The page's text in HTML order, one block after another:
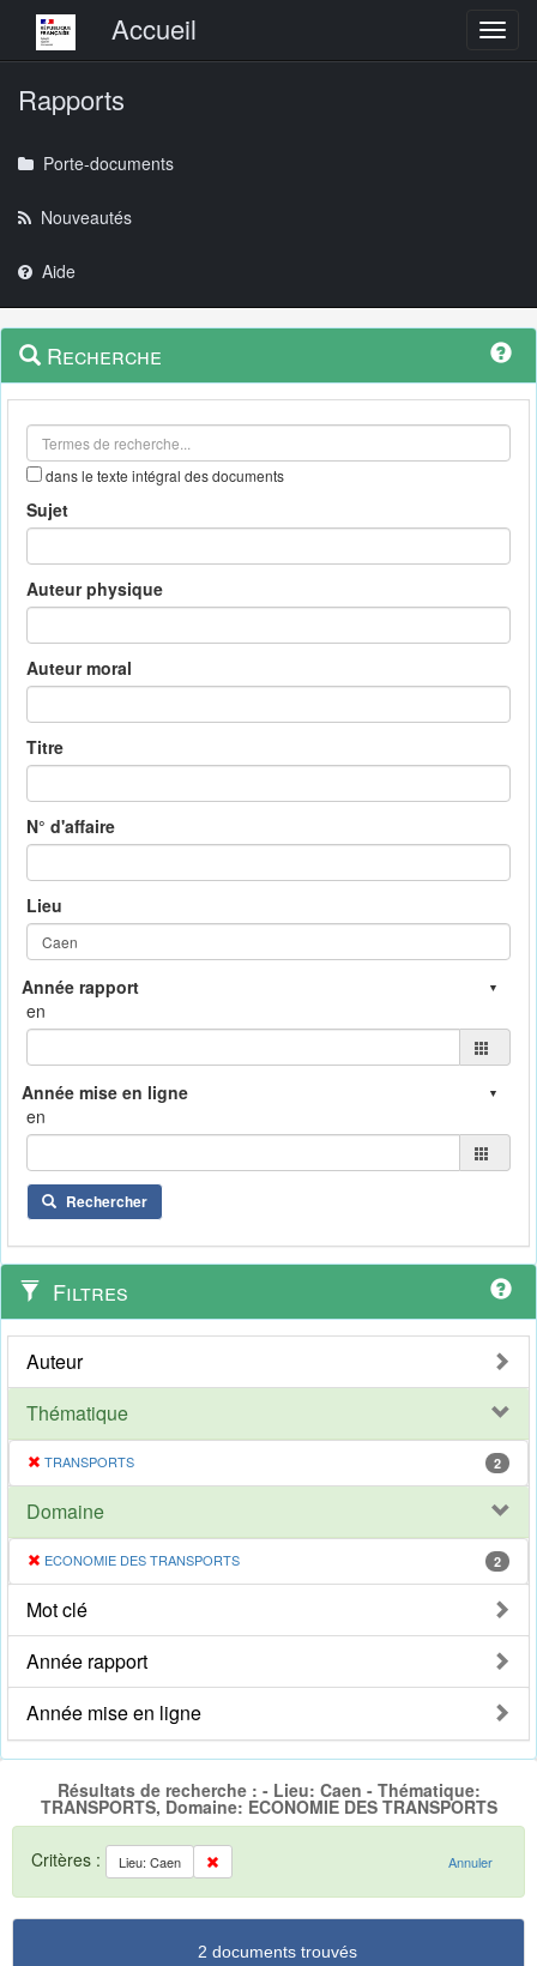
Menu principalAccueil
Rapports
Porte-documents
Nouveautés
Aide
Navigation
outils
Menu
contextuel
Recherche
dans le texte intégral des documents
Sujet
Auteur physique
Auteur moral
Titre
N° d'affaire
Lieu
en
en
Rechercher
Filtres
Auteur
Thématique
TRANSPORTS 2
Domaine
ECONOMIE DES TRANSPORTS 2
Mot clé
Année rapport
Année mise en ligne
Résultats de recherche : - Lieu: Caen - Thématique:
TRANSPORTS, Domaine: ECONOMIE DES TRANSPORTS
Critères : Lieu: Caen Annuler
2 documents trouvés